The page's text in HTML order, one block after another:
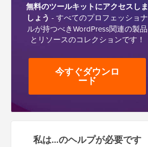
無料のツールキットにアクセスしま
しょう - すべてのプロフェッショナ
ルが持つべきWordPress関連の製品
とリソースのコレクションです！
今すぐダウンロ
ード
私は…のヘルプが必要です